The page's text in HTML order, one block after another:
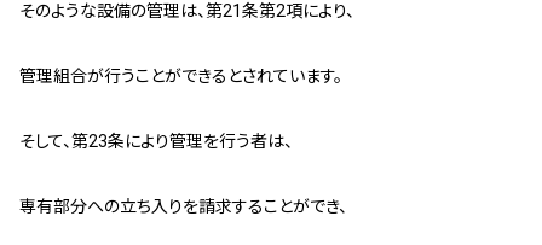
そのような設備の管理は、第21条第2項により、
管理組合が行うことができるとされています。
そして、第23条により管理を行う者は、
専有部分への立ち入りを請求することができ、